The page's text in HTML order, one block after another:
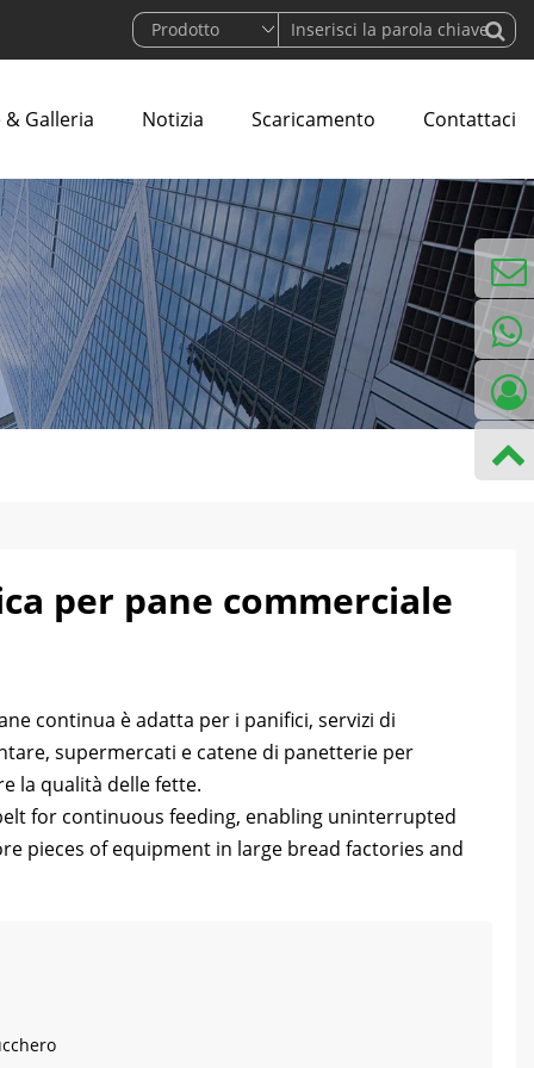
& Galleria Notizia Scaricamento Contattaci
per pane commerciale
continua è adatta per i panifici, servizi di
supermercati e catene di panetterie per
la qualità delle fette.
for continuous feeding, enabling uninterrupted
pieces of equipment in large bread factories and